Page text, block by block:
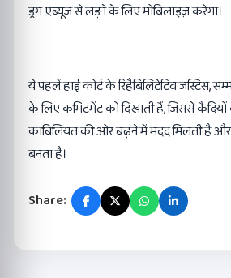
ड्रग एब्यूज से लड़ने के लिए मोबिलाइज़ करेगा।
ये पहलें हाई कोर्ट के रिहैबिलिटेटिव जस्टिस,
के लिए कमिटमेंट को दिखाती हैं, जिससे
काबिलियत की ओर बढ़ने में मदद मिलती है
बनता है।
Share: